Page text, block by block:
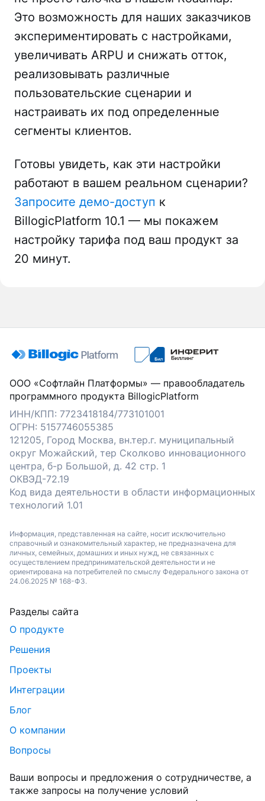
Это возможность для наших заказчиков
экспериментировать с настройками,
увеличивать ARPU и снижать отток,
реализовывать различные
пользовательские сценарии и
настраивать их под определенные
сегменты клиентов.
Готовы увидеть, как эти настройки
работают в вашем реальном сценарии?
Запросите демо-доступ к
BillogicPlatform 10.1 — мы покажем
настройку тарифа под ваш продукт за
20 минут.
ООО «Софтлайн Платформы» — правообладатель
программного продукта BillogicPlatform
ИНН/КПП: 7723418184/773101001
ОГРН: 5157746055385
121205, Город Москва, вн.тер.г. муниципальный
округ Можайский, тер Сколково инновационного
центра, б-р Большой, д. 42 стр. 1
ОКВЭД-72.19
Код вида деятельности в области информационных
технологий 1.01
Информация, представленная на сайте, носит исключительно
справочный и ознакомительный характер, не предназначена для
личных, семейных, домашних и иных нужд, не связанных с
осуществлением предпринимательской деятельности и не
ориентирована на потребителей по смыслу Федерального закона от
24.06.2025 № 168-ФЗ.
Разделы сайта
О продукте
Решения
Проекты
Интеграции
Блог
О компании
Вопросы
Ваши вопросы и предложения о сотрудничестве, а
также запросы на получение условий